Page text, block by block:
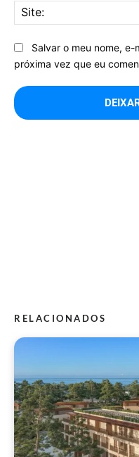
Salvar o meu nome,
próxima vez que eu
RELACIONADOS